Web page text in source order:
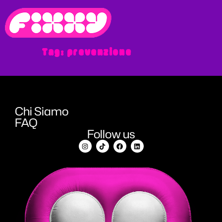
Tag: prevenzione
Chi Siamo
FAQ
Follow us